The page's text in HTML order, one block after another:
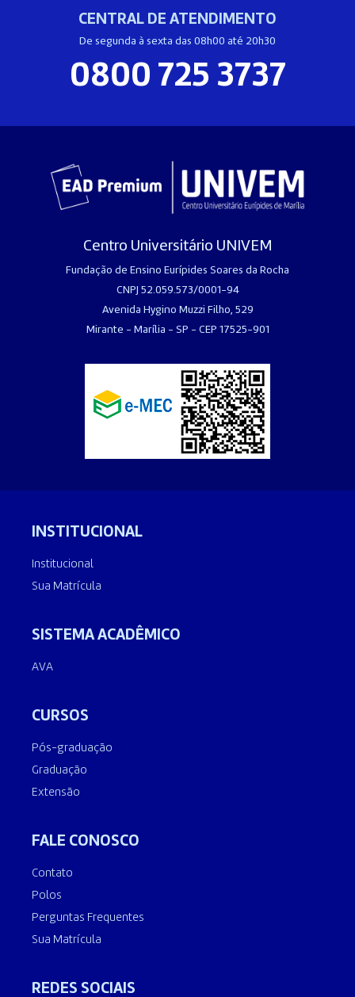
CENTRAL DE ATENDIMENTO
De segunda à sexta das 08h00 até 20h30
0800 725 3737
Centro Universitário UNIVEM
Fundação de Ensino Eurípides Soares da Rocha
CNPJ 52.059.573/0001-94
Avenida Hygino Muzzi Filho, 529
Mirante - Marília - SP - CEP 17525-901
INSTITUCIONAL
Institucional
Sua Matrícula
SISTEMA ACADÊMICO
AVA
CURSOS
Pós-graduação
Graduação
Extensão
FALE CONOSCO
Contato
Polos
Perguntas Frequentes
Sua Matrícula
REDES SOCIAIS